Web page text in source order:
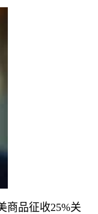
商品征收25%关